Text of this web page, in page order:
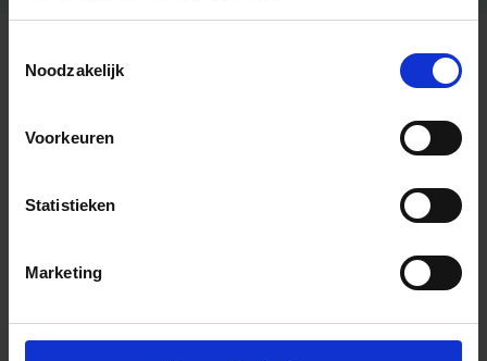
Noodzakelijk
Voorkeuren
Statistieken
Marketing
Algemene informatie
Foto’s ({{photos.length}})